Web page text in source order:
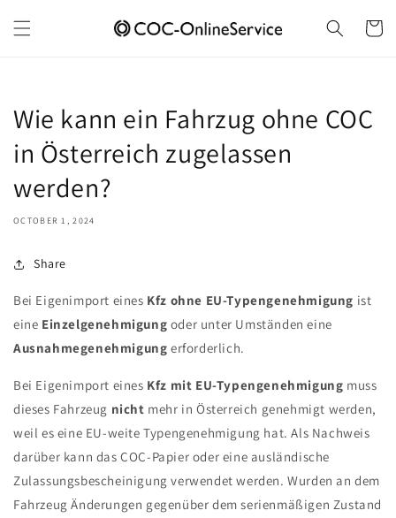
content
Cart
Wie kann ein Fahrzug ohne COC
in Österreich zugelassen
werden?
OCTOBER 1, 2024
Share
Bei Eigenimport eines Kfz ohne EU-Typengenehmigung ist
eine Einzelgenehmigung oder unter Umständen eine
Ausnahmegenehmigung erforderlich.
Bei Eigenimport eines Kfz mit EU-Typengenehmigung muss
dieses Fahrzeug nicht mehr in Österreich genehmigt werden,
weil es eine EU-weite Typengenehmigung hat. Als Nachweis
darüber kann das COC-Papier oder eine ausländische
Zulassungsbescheinigung verwendet werden. Wurden an dem
Fahrzeug Änderungen gegenüber dem serienmäßigen Zustand